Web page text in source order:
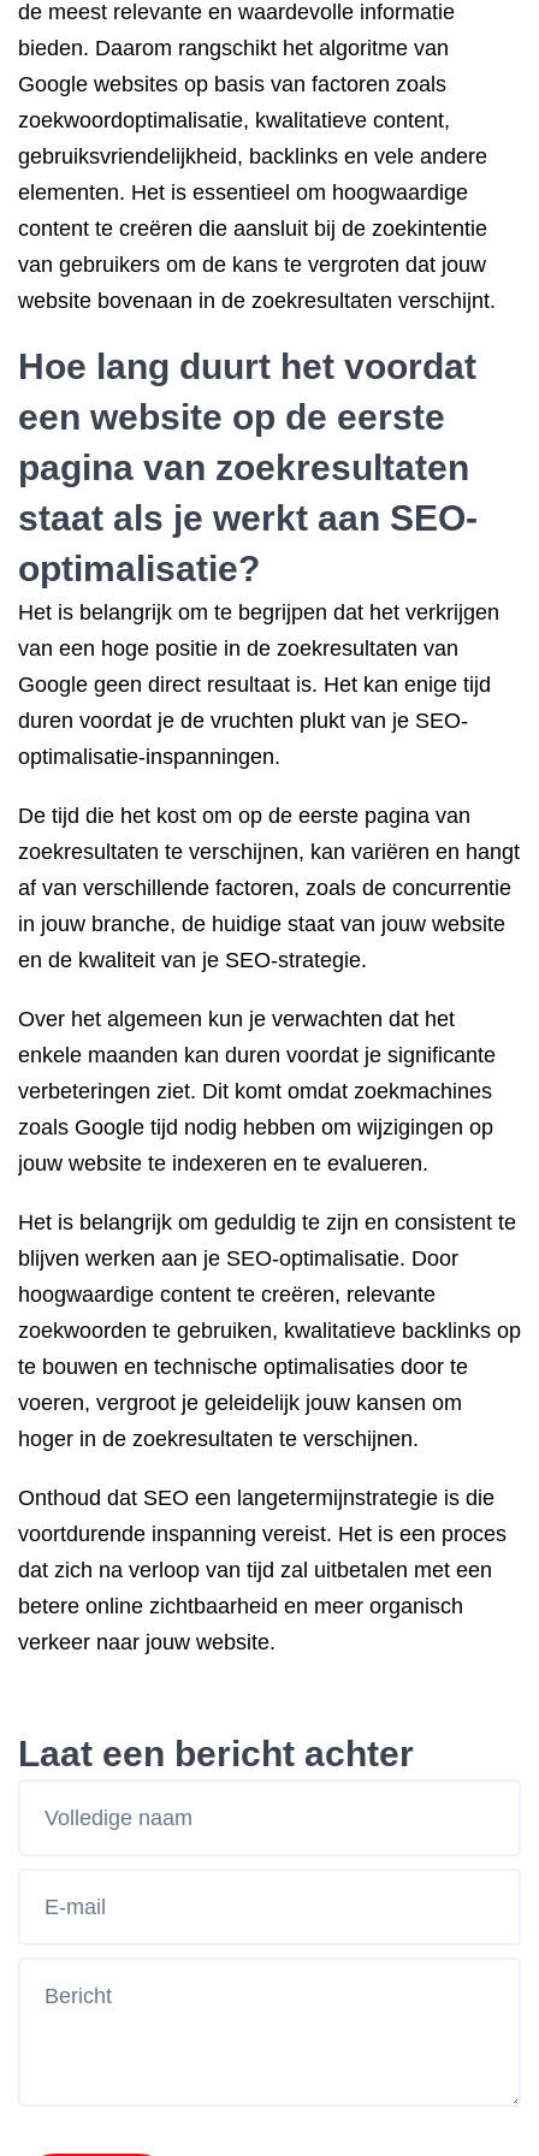
de meest relevante en waardevolle informatie
bieden. Daarom rangschikt het algoritme van
Google websites op basis van factoren zoals
zoekwoordoptimalisatie, kwalitatieve content,
gebruiksvriendelijkheid, backlinks en vele andere
elementen. Het is essentieel om hoogwaardige
content te creëren die aansluit bij de zoekintentie
van gebruikers om de kans te vergroten dat jouw
website bovenaan in de zoekresultaten verschijnt.
Hoe lang duurt het voordat
een website op de eerste
pagina van zoekresultaten
staat als je werkt aan SEO-
optimalisatie?
Het is belangrijk om te begrijpen dat het verkrijgen
van een hoge positie in de zoekresultaten van
Google geen direct resultaat is. Het kan enige tijd
duren voordat je de vruchten plukt van je SEO-
optimalisatie-inspanningen.
De tijd die het kost om op de eerste pagina van
zoekresultaten te verschijnen, kan variëren en hangt
af van verschillende factoren, zoals de concurrentie
in jouw branche, de huidige staat van jouw website
en de kwaliteit van je SEO-strategie.
Over het algemeen kun je verwachten dat het
enkele maanden kan duren voordat je significante
verbeteringen ziet. Dit komt omdat zoekmachines
zoals Google tijd nodig hebben om wijzigingen op
jouw website te indexeren en te evalueren.
Het is belangrijk om geduldig te zijn en consistent te
blijven werken aan je SEO-optimalisatie. Door
hoogwaardige content te creëren, relevante
zoekwoorden te gebruiken, kwalitatieve backlinks op
te bouwen en technische optimalisaties door te
voeren, vergroot je geleidelijk jouw kansen om
hoger in de zoekresultaten te verschijnen.
Onthoud dat SEO een langetermijnstrategie is die
voortdurende inspanning vereist. Het is een proces
dat zich na verloop van tijd zal uitbetalen met een
betere online zichtbaarheid en meer organisch
verkeer naar jouw website.
Laat een bericht achter